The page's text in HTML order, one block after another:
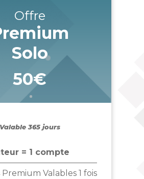
Offre
Solo
50€
_
Valable 365 jours
= 1 compte
Premium Valables 1 fois